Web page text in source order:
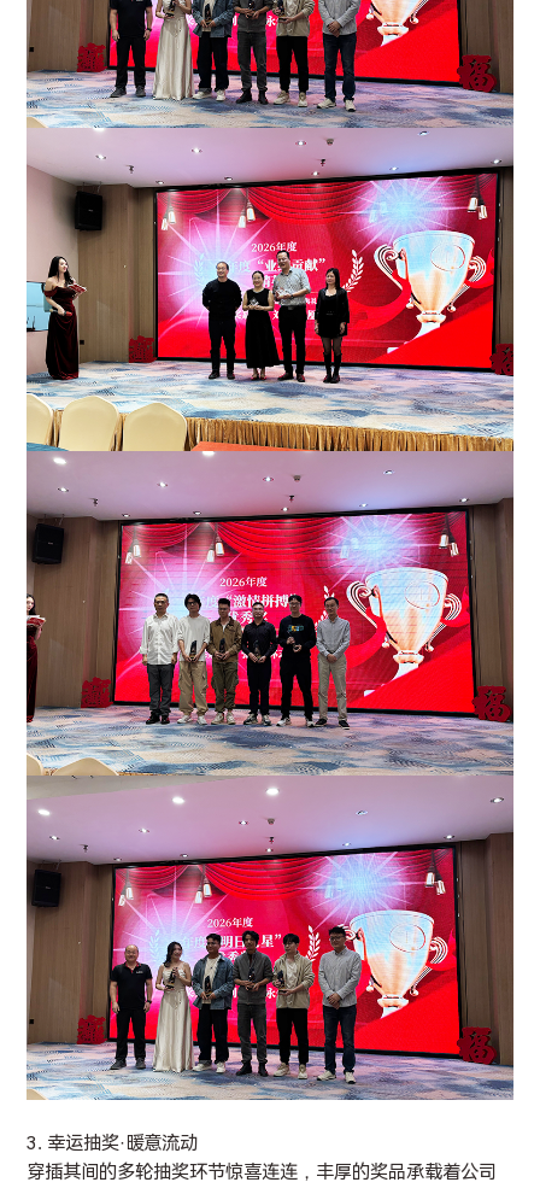
3. 幸运抽奖·暖意流动
穿插其间的多轮抽奖环节惊喜连连，丰厚的奖品承载着公司